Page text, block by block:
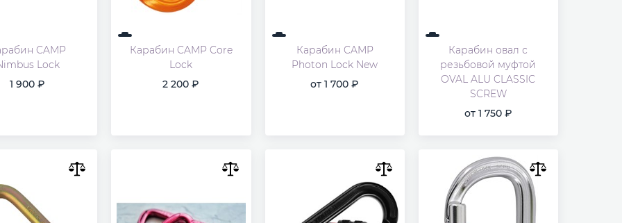
CAMP
Lock
1 900
Карабин CAMP Core
Lock
2 200
Карабин CAMP
Photon Lock New
от1 700
Карабин овал с
резьбовой муфтой
OVAL ALU CLASSIC
SCREW
от 1 750